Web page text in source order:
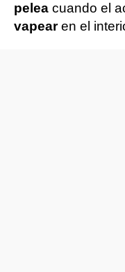
pelea cuando el
vapearen el